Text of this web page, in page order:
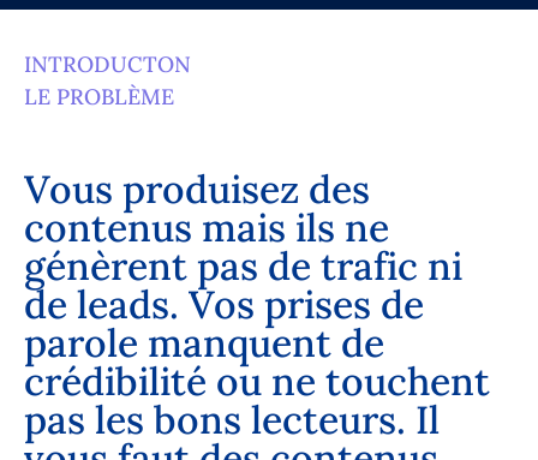
INTRODUCTON
LE PROBLÈME
Vous produisez des
contenus mais ils ne
génèrentpas de trafic ni
de leads. Vos prises de
parole manquent de
crédibilité ou ne touchent
pas les bons lecteurs. Il